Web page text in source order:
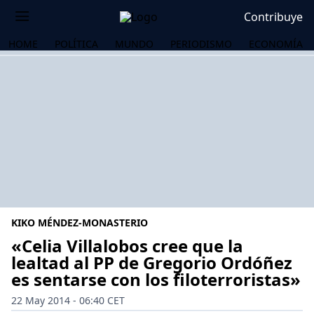
Contribuye
HOME POLÍTICA MUNDO PERIODISMO ECONOMÍA
KIKO MÉNDEZ-MONASTERIO
«Celia Villalobos cree que la
lealtad al PP de Gregorio Ordóñez
es sentarse con los filoterroristas»
22 May 2014 - 06:40 CET